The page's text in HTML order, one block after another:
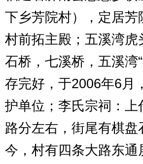
下乡芳院村），定居芳
村前拓主殿；五溪湾
石桥，七溪桥，五溪湾“
存完好，于2006年6 月
护单位；李氏宗祠：
路分左右，街尾有棋
今，村有四条大路东